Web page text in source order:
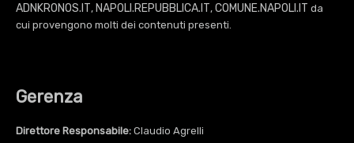
ADNKRONOS.IT, NAPOLI.REPUBBLICA.IT, COMUNE.NAPOLI.IT da
cui provengono molti dei contenuti presenti.
Gerenza
Direttore Responsabile: Claudio Agrelli